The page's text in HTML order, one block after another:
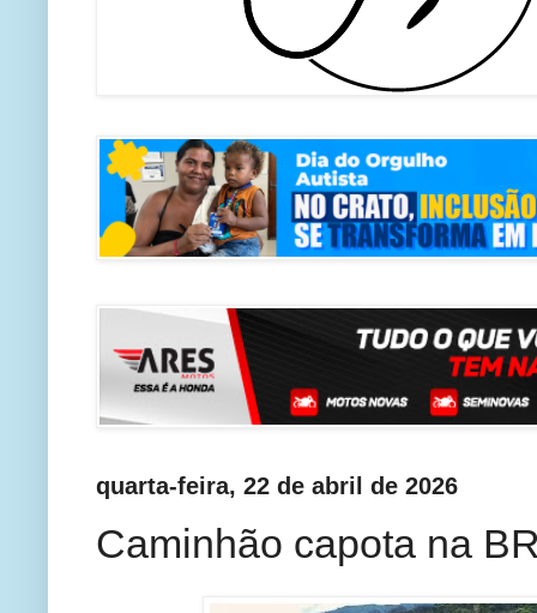
quarta-feira, 22 de abril de 2026
Caminhão capota na